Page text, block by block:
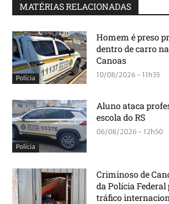
MATÉRIAS RELACIONADAS
Polícia
Homem é preso
dentro de carro
Canoas
10/08/2026 - 11h35
Polícia
Aluno ataca
escola do RS
06/08/2026 - 12h50
Criminoso de
da Polícia
tráfico